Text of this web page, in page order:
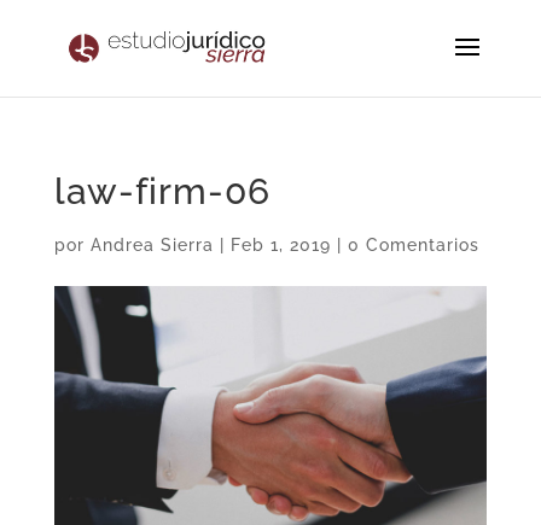
law-firm-06
por Andrea Sierra Feb 1, 2019 0 Comentarios